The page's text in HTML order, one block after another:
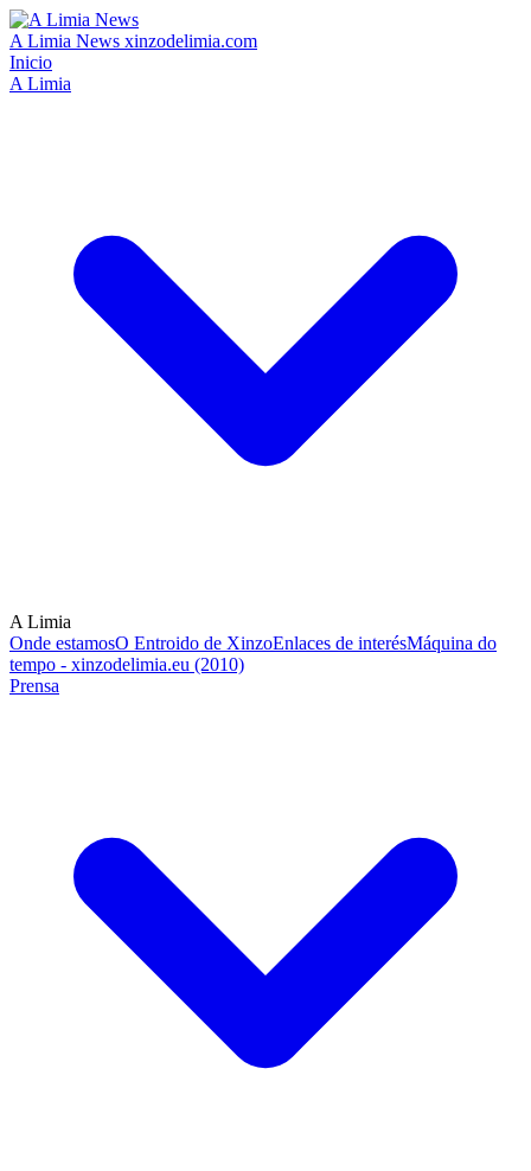
A Limia News xinzodelimia.com
Inicio
A Limia
A Limia
Onde estamosO Entroido de XinzoEnlaces de interésMáquina do
tempo - xinzodelimia.eu (2010)
Prensa